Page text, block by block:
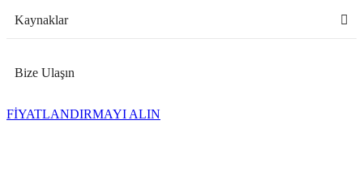
Kaynaklar
Bize Ulaşın
FİYATLANDIRMAYI ALIN